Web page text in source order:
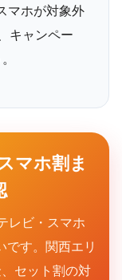
マホが対象外
キャンペー
マホ割ま
レビ・スマホ
です。関西エリ
セット割の対